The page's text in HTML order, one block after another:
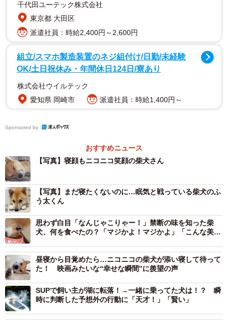
雨の中の散歩で濡れたせいで、不機嫌だったふう太くん。
て、飼い主さんにお話を伺いました。
千代田ユーテック株式会社
東京都 大田区
派遣社員：時給2,400円～2,600円
組立/スマホ製造装置のネジ組付け/日勤/未経験
OK/土日祝休み・年間休日124日/寮あり
株式会社ウイルテック
愛知県 岡崎市
派遣社員：時給1,400円～
Sponsored by
おすすめニュース
【写真】寝顔もニコニコ笑顔の柴犬さん
【写真】まだ寝たくないのに…眠気と戦っている柴犬のふ
う太くん
思わず白目「なんじゃこりゃー！」禁断の味を知った柴
犬、何を食べたの？「マジかよ！マジかよ」「こんな美味
昼寝から目覚めたら…ニコニコの柴犬が添い寝して待って
た！ 映画みたいな“幸せな瞬間”に羨望の声
SUPで飼い主が湖に転落！→一緒に乗ってた犬は！？ 瞬
時に判断した予想外の行動に「天才！」「賢い」